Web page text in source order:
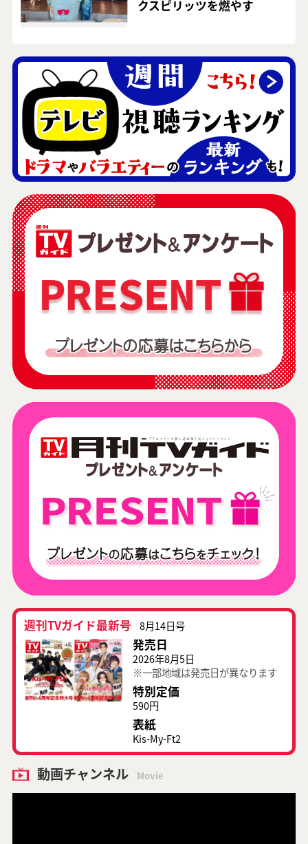
クスピリッツを燃やす
週刊TVガイド最新号 8月14日号
発売日
2026年8月5日
※一部地域は発売日が異なります
特別定価
590円
表紙
Kis-My-Ft2
動画チャンネル Movie